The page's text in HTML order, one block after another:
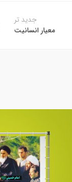
جدید تر
معیار انسانیت